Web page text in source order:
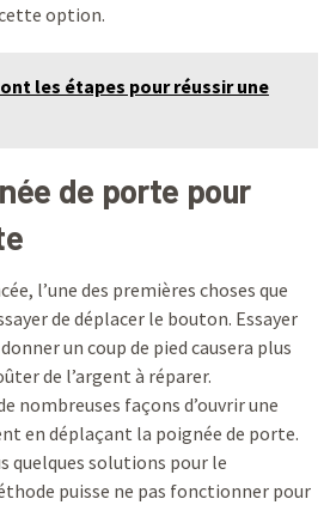
option.
les étapes pour réussir une
de porte pour
l’une des premières choses que
de déplacer le bouton. Essayer
un coup de pied causera plus
de l’argent à réparer.
nombreuses façons d’ouvrir une
en déplaçant la poignée de porte.
quelques solutions pour le
puisse ne pas fonctionner pour